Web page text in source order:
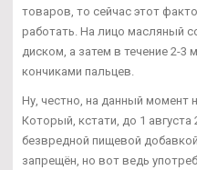
товаров, то сейчас этот
работать. На лицо масляный
диском, а затем в течение 2-3
кончиками пальцев.
Ну, честно, на данный момент
Который, кстати, до 1 августа
безвредной пищевой
запрещён, но вот ведь